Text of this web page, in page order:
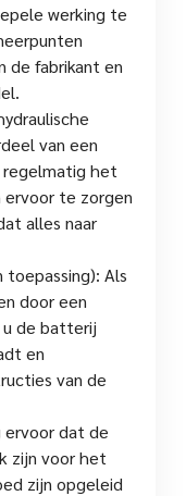
werking te
de fabrikant en
van een
regelmatig het
te zorgen
alles naar
Als
door een
de batterij
en
van de
ervoor dat de
zijn voor het
zijn opgeleid